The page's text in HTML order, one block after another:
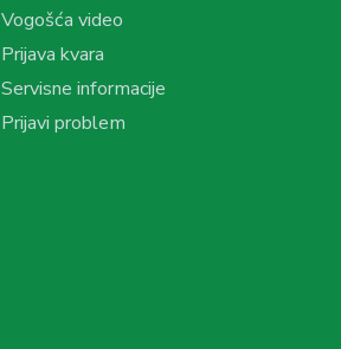
Vogošća video
Prijava kvara
Servisne informacije
Prijavi problem